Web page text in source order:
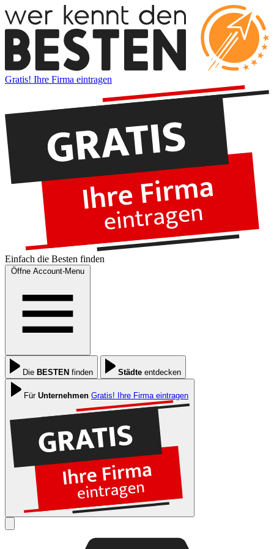
Gratis! Ihre Firma eintragen
Einfach die Besten finden
Öffne Account-Menu
Die BESTEN finden Städte entdecken
Für Unternehmen Gratis! Ihre Firma eintragen